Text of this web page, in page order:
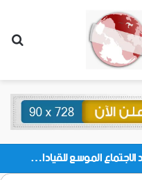
برعاية الرئيس الزُبيدي.. بدء انعقاد الاجتماع الموسع للقيادات المحلية بالعاصمة ولمديريات وكتل مجلس العموم ومنسقيات الجامعة بالعاصمة عدن